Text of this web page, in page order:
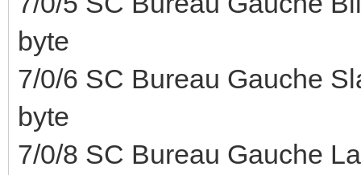
byte
7/0/6 SC Bureau Gauche
byte
7/0/8 SC Bureau Gauche